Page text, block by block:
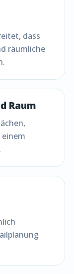
dass
räumliche
Raum